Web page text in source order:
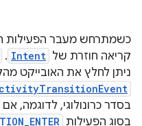
כשמתרחש מעבר הפעילות
קריאה חוזרת של Intent
.
ניתן לחלץ את האובייקט
בסדר כרונולוגי, לדוגמה,
בסוג הפעילות